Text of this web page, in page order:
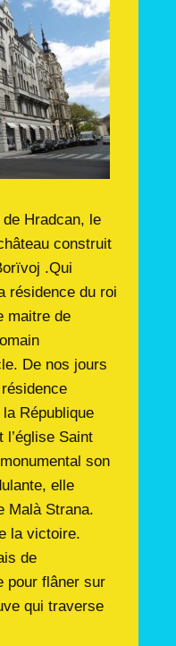
Hradcan, le
construit
.Qui
résidence du roi
maitre de
De nos jours
République
l’église Saint
son
elle
Malà Strana.
la victoire.
de
pour flâner sur
qui traverse